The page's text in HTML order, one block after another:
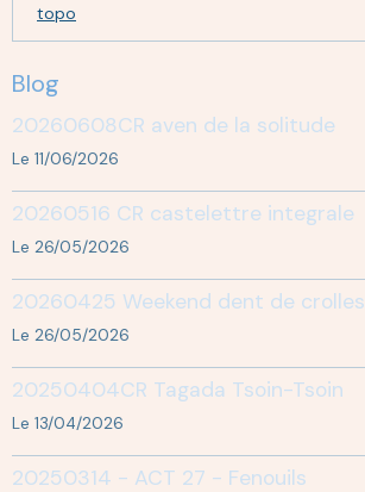
topo
Blog
20260608CR aven de la solitude
Le 11/06/2026
20260516 CR castelettre integrale
Le 26/05/2026
20260425 Weekend dent de crolles
Le 26/05/2026
20250404CR Tagada Tsoin-Tsoin
Le 13/04/2026
20250314 - ACT 27 - Fenouils